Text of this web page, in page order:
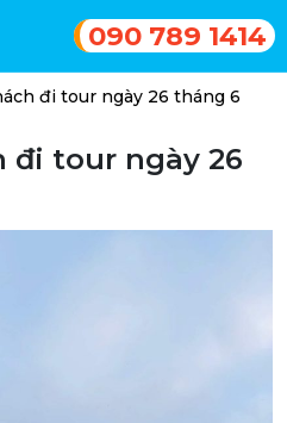
090 789 1414
đi tour ngày 26 tháng 6
đi tour ngày 26